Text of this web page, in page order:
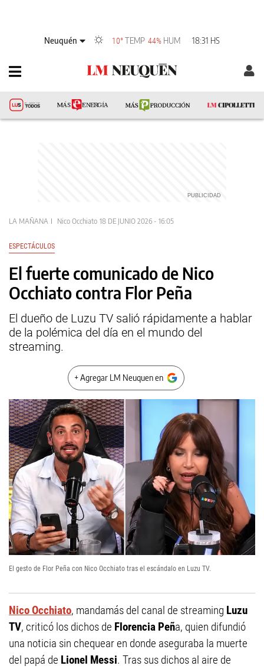
Neuquén 10°TEMP 44% HUM 18:31 HS
LA MAÑANA Nico Occhiato 18 DE JUNIO 2026 - 16:05
ESPECTÁCULOS
El fuerte comunicado de Nico
Occhiato contra Flor Peña
El dueño de Luzu TV salió rápidamente a hablar
de la polémica del día en el mundo del
streaming.
+ Agregar LM Neuquen en
El gesto de Flor Peña con Nico Occhiato tras el escándalo en Luzu TV.
Nico Occhiato, mandamás del canal de streaming Luzu
TV, criticó los dichos de Florencia Peña, quien difundió
una noticia sin chequear en donde aseguraba la muerte
del papá de Lionel Messi. Tras sus dichos al aire de